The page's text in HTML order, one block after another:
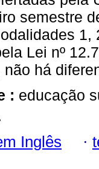
semestre
Lei nº
não há
: educação
Inglês ·